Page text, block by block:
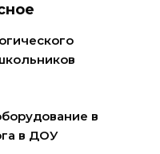
можно
выбрать
в
в ДОУ